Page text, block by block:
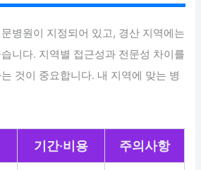
병원이 지정되어 있고, 경산 지역에는
니다. 지역별 접근성과 전문성 차이를
것이 중요합니다. 내 지역에 맞는 병
기간·비용 주의사항